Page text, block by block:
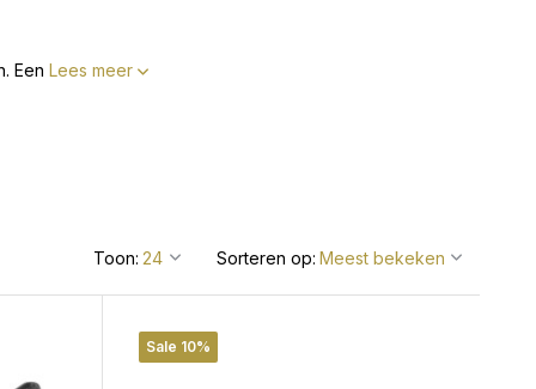
Een Lees meer
Toon: Sorteren op:
Sale 10%